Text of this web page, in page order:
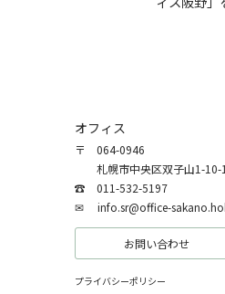
オフィス
〒
064-0946
札幌市中央区双子山1-10-1
☎
011-532-5197
✉
info.sr@office-
お問い合わせ
プライバシーポリシー